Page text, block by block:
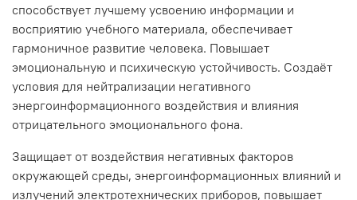
способствует лучшему усвоению информации и
восприятию учебного материала, обеспечивает
гармоничное развитие человека. Повышает
эмоциональную и психическую устойчивость. Создаёт
условия для нейтрализации негативного
энергоинформационного воздействия и влияния
отрицательного эмоционального фона.
Защищает от воздействия негативных факторов
окружающей среды, энергоинформационных влияний и
излучений электротехнических приборов, повышает